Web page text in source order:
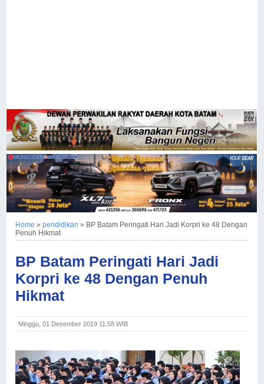
Home »pendidikan » BP Batam Peringati Hari Jadi Korpri ke 48 Dengan
Penuh Hikmat
BP Batam Peringati Hari Jadi
Korpri ke 48 Dengan Penuh
Hikmat
Minggu, 01 Desember 2019 11.58 WIB